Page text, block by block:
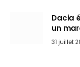
Dacia
un
31 juillet